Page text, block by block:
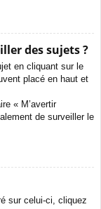
des sujets ?
en cliquant sur le
placé en haut et
« M’avertir
de surveiller le
sur celui-ci, cliquez